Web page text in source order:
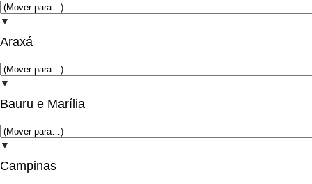
▼
Araxá
▼
Bauru e Marília
▼
Campinas